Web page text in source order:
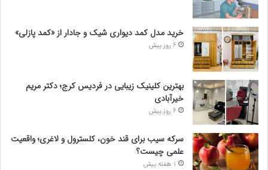
خرید مدل کمد دیواری شیک و جادار از «کمد پازلی»
6 روز پیش
بهترین کلینیک زیبایی در فردیس کرج؛ دکتر مریم
خیرآبادی
6 روز پیش
سرکه سیب برای قند خون، کلسترول و لاغری؛ واقعیت
علمی چیست؟
1 هفته پیش